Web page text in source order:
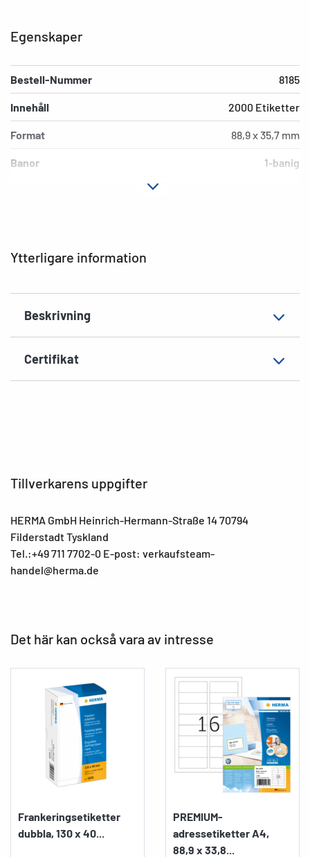
Ytterligare information
Beskrivning
Certifikat
Egenskaper
Bestell-Nummer 8185
Innehåll 2000 Etiketter
Format 88,9 x 35,7 mm
Banor 1-banig
Tillverkarens uppgifter
HERMA GmbH Heinrich-Hermann-Straße 14 70794
Filderstadt Tyskland
Tel.:+49 711 7702-0 E-post: verkaufsteam-
handel@herma.de
Det här kan också vara av intresse
Frankeringsetiketter
dubbla, 130 x 40...
PREMIUM-
adressetiketter A4,
88,9 x 33,8...